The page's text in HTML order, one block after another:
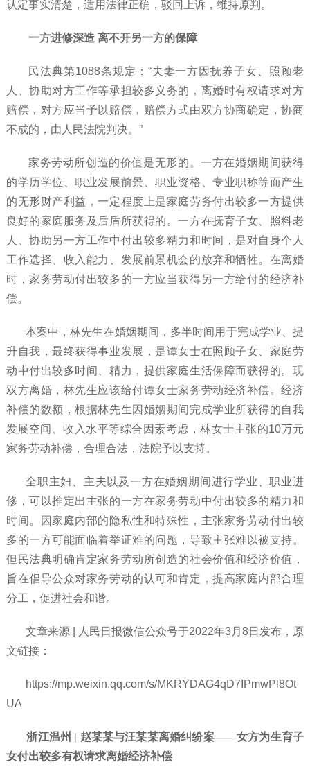
认定事实清楚，适用法律正确，驳回上诉，维持原判。
一方进修深造 离不开另一方的保障
民法典第1088条规定：“夫妻一方因抚养子女、照顾老
人、协助对方工作等承担较多义务的，离婚时有权请求对方
赔偿，对方应当予以赔偿，赔偿方式由双方协商确定，协商
不成的，由人民法院判决。”
家务劳动所创造的价值是无形的。一方在婚姻期间获得
的学历学位、职业发展前景、职业资格、专业职称等而产生
的无形财产利益，一定程度上是家庭劳务付出较多一方提供
良好的家庭服务及后盾所获得的。一方在抚育子女、照料老
人、协助另一方工作中付出较多精力和时间，是对自身个人
工作选择、收入能力、发展前景机会的放弃和牺牲。在离婚
时，家务劳动付出较多的一方应当获得另一方给付的经济补
偿。
本案中，林先生在婚姻期间，多半时间用于完成学业、提
升自我，最终获得事业发展，是谭女士在照顾子女、家庭劳
动中付出较多时间、精力，提供家庭生活保障而获得的。现
双方离婚，林先生应该给付谭女士家务劳动经济补偿。经济
补偿的数额，根据林先生因婚姻期间完成学业所获得的自我
发展空间、收入水平等综合因素考虑，林女士主张的10万元
家务劳动补偿，合理合法，法院予以支持。
全职主妇、主夫以及一方在婚姻期间进行学业、职业进
修，可以推定出主张的一方在家务劳动中付出较多的精力和
时间。因家庭内部的隐私性和特殊性，主张家务劳动付出较
多的一方可能面临着举证难的问题，导致主张难以被支持。
但民法典明确肯定家务劳动所创造的社会价值和经济价值，
旨在倡导公众对家务劳动的认可和肯定，提高家庭内部合理
分工，促进社会和谐。
文章来源 | 人民日报微信公众号于2022年3月8日发布， 原
文链接：
https://mp.weixin.qq.com/s/MKRYDAG4qD7IPmwPl8Ot
UA
浙江温州 | 赵某某与汪某某离婚纠纷案——女方为生育子
女付出较多有权请求离婚经济补偿